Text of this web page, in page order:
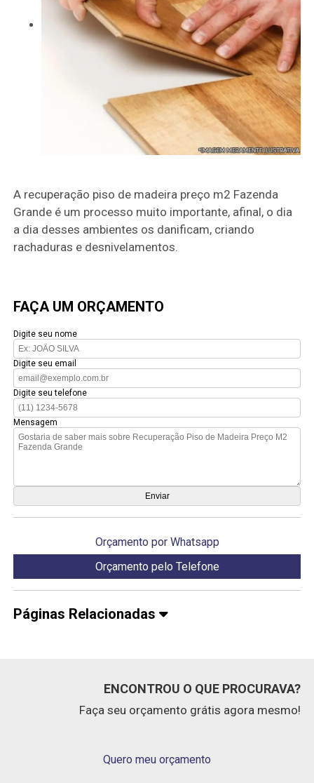
A recuperação piso de madeira preço m2 Fazenda
Grande é um processo muito importante, afinal, o dia
a dia desses ambientes os danificam, criando
rachaduras e desnivelamentos.
FAÇA UM ORÇAMENTO
Digite seu nome
Digite seu email
Digite seu telefone
Mensagem
Orçamento por Whatsapp
Orçamento pelo Telefone
Páginas Relacionadas
ENCONTROU O QUE PROCURAVA?
Faça seu orçamento grátis agora mesmo!
Quero meu orçamento